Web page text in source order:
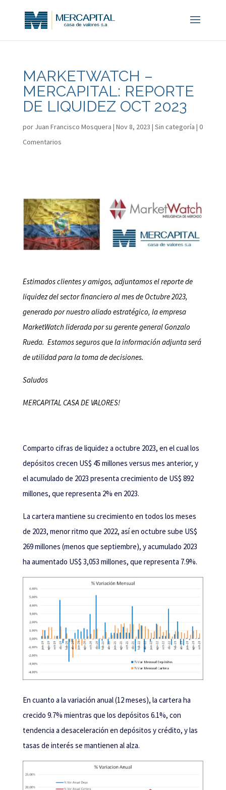
MARKETWATCH –
MERCAPITAL: REPORTE
DE LIQUIDEZ OCT 2023
por Juan Francisco Mosquera | Nov 8, 2023 | Sin categoría | 0
Comentarios
Estimados clientes y amigos, adjuntamos el reporte de
liquidez del sector financiero al mes de Octubre 2023,
generado por nuestro aliado estratégico, la empresa
MarketWatch liderada por su gerente general Gonzalo
Rueda. Estamos seguros que la información adjunta será
de utilidad para la toma de decisiones.
Saludos
MERCAPITAL CASA DE VALORES!
Comparto cifras de liquidez a octubre 2023, en el cual los
depósitos crecen US$ 45 millones versus mes anterior, y
el acumulado de 2023 presenta crecimiento de US$ 892
millones, que representa 2% en 2023.
La cartera mantiene su crecimiento en todos los meses
de 2023, menor ritmo que 2022, así en octubre sube US$
269 millones (menos que septiembre), y acumulado 2023
ha aumentado US$ 3,053 millones, que representa 7.9%.
En cuanto a la variación anual (12 meses), la cartera ha
crecido 9.7% mientras que los depósitos 6.1%, con
tendencia a desaceleración en depósitos y crédito, y las
tasas de interés se mantienen al alza.